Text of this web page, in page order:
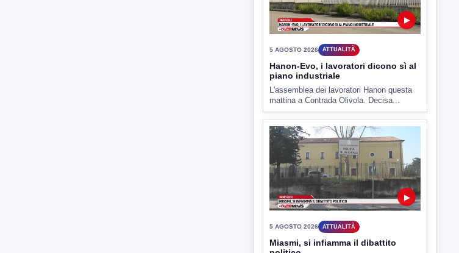
5 AGOSTO 2026 ATTUALITÀ
Hanon-Evo, i lavoratori dicono sì al
piano industriale
L'assemblea dei lavoratori Hanon questa
mattina a Contrada Olivola. Decisa...
5 AGOSTO 2026 ATTUALITÀ
Miasmi, si infiamma il dibattito
politico
lL caso dei miasmi a Ponte Valentino
approda anche nel...